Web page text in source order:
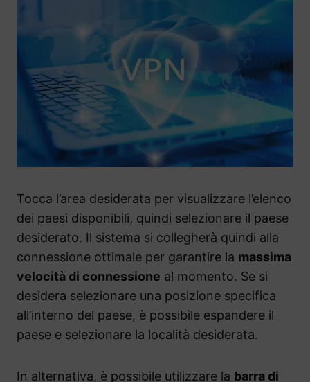
Tocca l’area desiderata per visualizzare l’elenco
dei paesi disponibili, quindi selezionare il paese
desiderato. Il sistema si collegherà quindi alla
connessione ottimale per garantire la massima
velocità di connessione al momento. Se si
desidera selezionare una posizione specifica
all’interno del paese, è possibile espandere il
paese e selezionare la località desiderata.
In alternativa, è possibile utilizzare la barra di